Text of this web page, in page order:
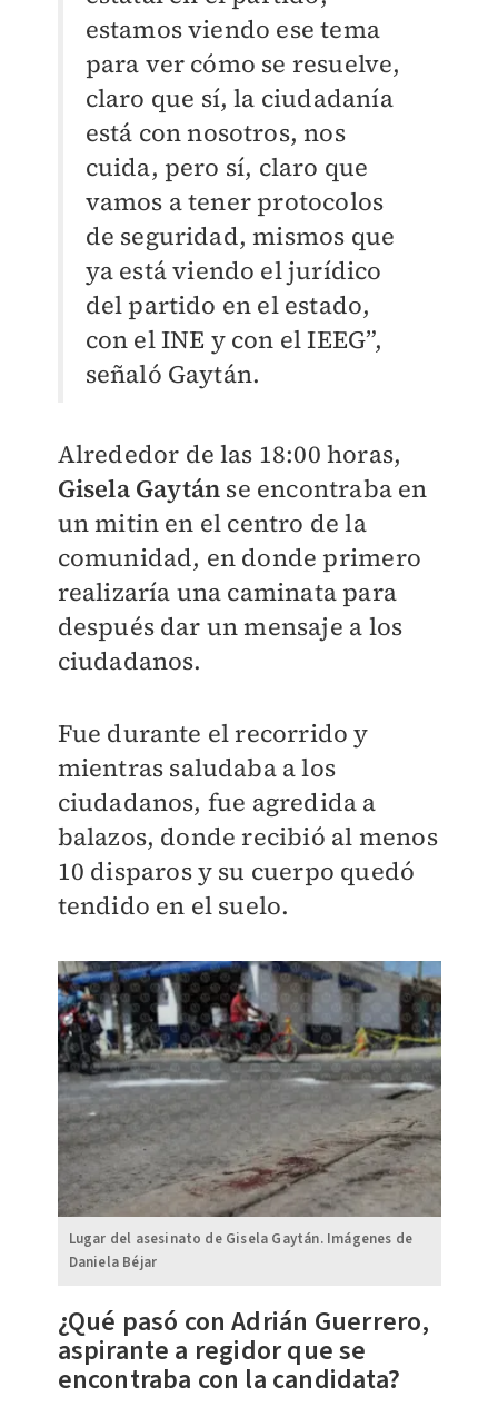
estamos viendo ese tema
para ver cómo se resuelve,
claro que sí, la ciudadanía
está con nosotros, nos
cuida, pero sí, claro que
vamos a tener protocolos
de seguridad, mismos que
ya está viendo el jurídico
del partido en el estado,
con el INE y con el IEEG”,
señaló Gaytán.
Alrededor de las 18:00 horas,
Gisela Gaytán se encontraba en
un mitin en el centro de la
comunidad, en donde primero
realizaría una caminata para
después dar un mensaje a los
ciudadanos.
Fue durante el recorrido y
mientras saludaba a los
ciudadanos, fue agredida a
balazos, donde recibió al menos
10 disparos y su cuerpo quedó
tendido en el suelo.
Lugar del asesinato de Gisela Gaytán. Imágenes de
Daniela Béjar
¿Qué pasó con Adrián Guerrero,
aspirante a regidor que se
encontraba con la candidata?